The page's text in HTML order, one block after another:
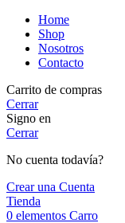
Home
Shop
Nosotros
Contacto
Carrito de compras
Cerrar
Signo en
Cerrar
No cuenta todavía?
Crear una Cuenta
Tienda
0 elementos Carro